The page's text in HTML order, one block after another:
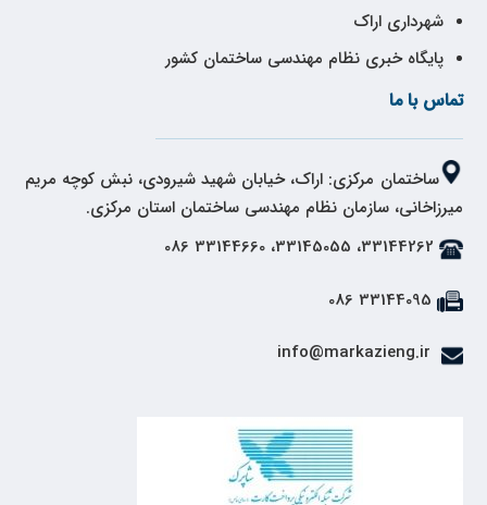
شهرداری اراک
پایگاه خبری نظام مهندسی ساختمان کشور
تماس با ما
ساختمان مرکزی: اراک، خیابان شهید شیرودی، نبش کوچه مریم
میرزاخانی، سازمان نظام مهندسی ساختمان استان مرکزی.
33144262، 33145055، 33144660 086
33144095 086